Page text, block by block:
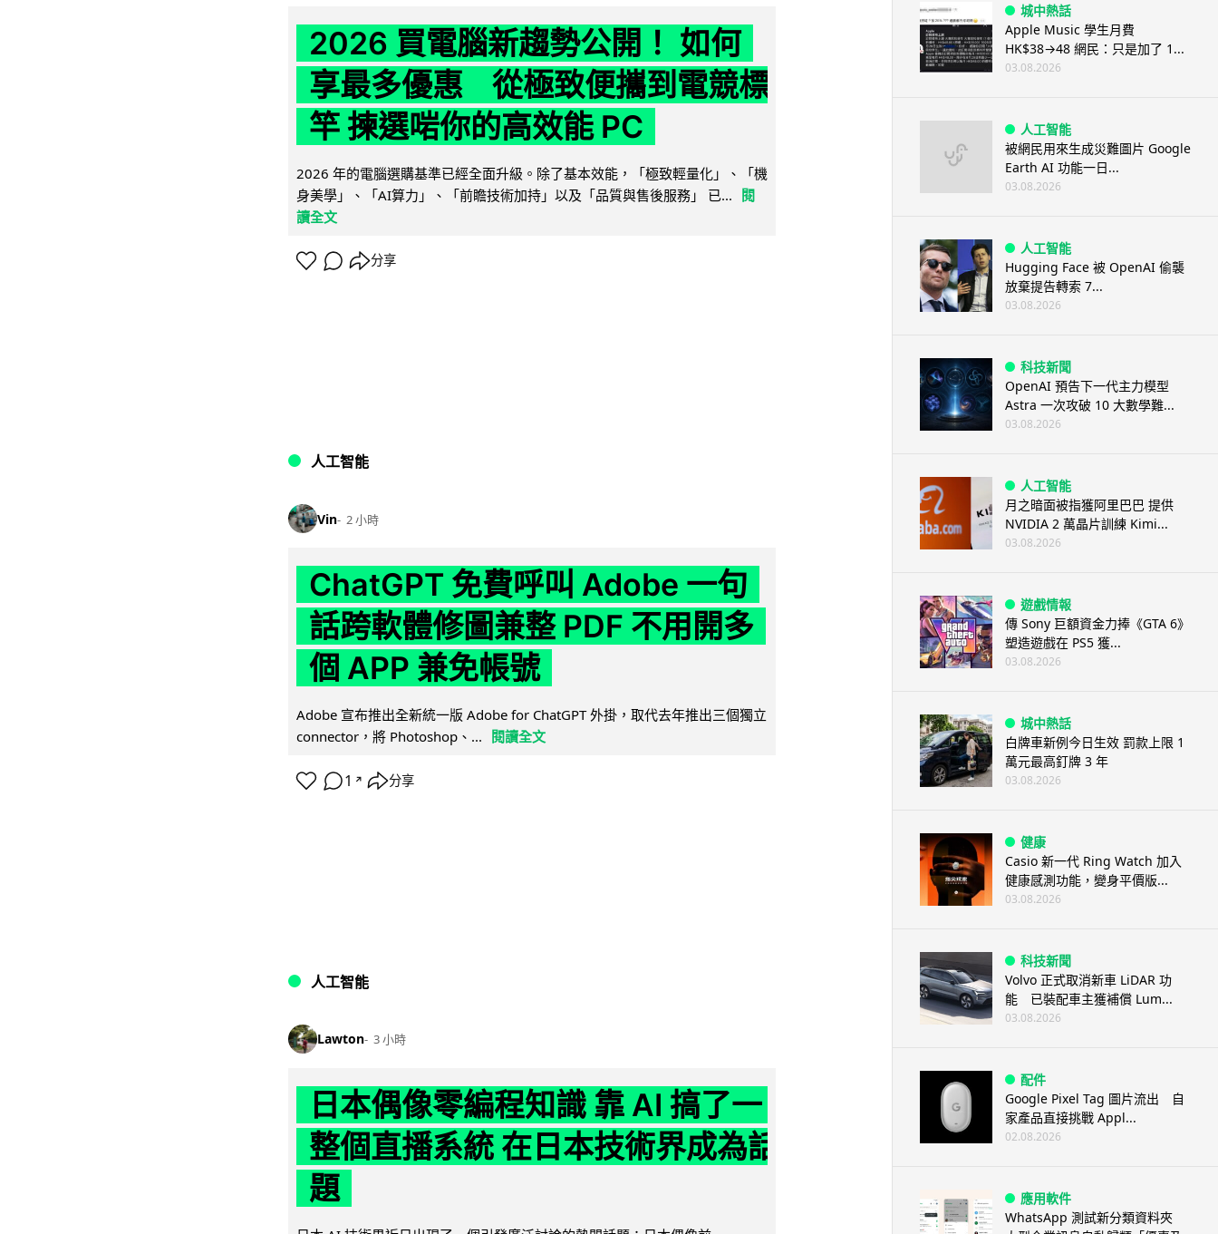
2026 買電腦新趨勢公開！ 如何
享最多優惠 從極致便攜到電競標
竿 揀選啱你的高效能 PC
2026 年的電腦選購基準已經全面升級。除了基本效能，「極致輕量化」、「機
身美學」、「AI算力」、「前瞻技術加持」以及「品質與售後服務」 已...
閱
讀全文
分享
人工智能
Vin 2 小時
ChatGPT 免費呼叫 Adobe 一句
話跨軟體修圖兼整 PDF 不用開多
個 APP 兼免帳號
Adobe 宣布推出全新統一版 Adobe for ChatGPT 外掛，取代去年推出三個獨立
connector，將 Photoshop、...
閱讀全文
1 ↗ 分享
人工智能
Lawton 3 小時
日本偶像零編程知識 靠 AI 搞了一
整個直播系統 在日本技術界成為話
題
城中熱話
Apple Music 學生月費
HK$38→48 網民：只是加了 1...
03.08.2026
人工智能
被網民用來生成災難圖片 Google
Earth AI 功能一日...
03.08.2026
人工智能
Hugging Face 被 OpenAI 偷襲
放棄提告轉索 7...
03.08.2026
科技新聞
OpenAI 預告下一代主力模型
Astra 一次攻破 10 大數學難...
03.08.2026
人工智能
月之暗面被指獲阿里巴巴 提供
NVIDIA 2 萬晶片訓練 Kimi...
03.08.2026
遊戲情報
傳 Sony 巨額資金力捧《GTA 6》
塑造遊戲在 PS5 獲...
03.08.2026
城中熱話
白牌車新例今日生效 罰款上限 1
萬元最高釘牌 3 年
03.08.2026
健康
Casio 新一代 Ring Watch 加入
健康感測功能，變身平價版...
03.08.2026
科技新聞
Volvo 正式取消新車 LiDAR 功
能 已裝配車主獲補償 Lum...
03.08.2026
配件
Google Pixel Tag 圖片流出 自
家產品直接挑戰 Appl...
02.08.2026
應用軟件
WhatsApp 測試新分類資料夾